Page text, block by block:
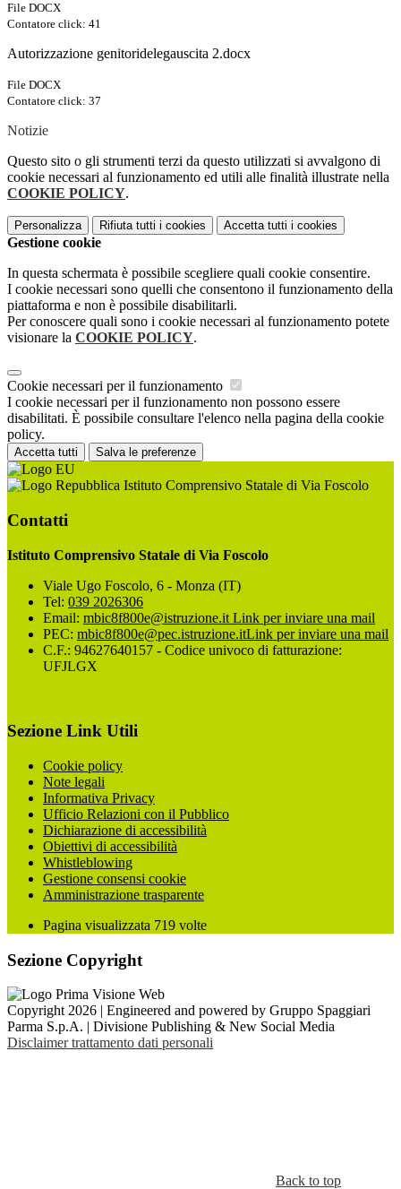
File DOCX
Contatore click: 41
Autorizzazione genitoridelegauscita 2.docx
File DOCX
Contatore click: 37
Notizie
Questo sito o gli strumenti terzi da questo utilizzati si avvalgono di
cookie necessari al funzionamento ed utili alle finalità illustrate nella
COOKIE POLICY.
Personalizza Rifiuta tutti i cookies Accetta tutti i cookies
Gestione cookie
In questa schermata è possibile scegliere quali cookie consentire.
I cookie necessari sono quelli che consentono il funzionamento della
piattaforma e non è possibile disabilitarli.
Per conoscere quali sono i cookie necessari al funzionamento potete
visionare la COOKIE POLICY.
Cookie necessari per il funzionamento
I cookie necessari per il funzionamento non possono essere
disabilitati. È possibile consultare l'elenco nella pagina della cookie
policy.
Accetta tutti Salva le preferenze
Istituto Comprensivo Statale di Via Foscolo
Contatti
Istituto Comprensivo Statale di Via Foscolo
Viale Ugo Foscolo, 6 - Monza (IT)
Tel: 039 2026306
Email: mbic8f800e@istruzione.it Link per inviare una mail
PEC: mbic8f800e@pec.istruzione.itLink per inviare una mail
C.F.: 94627640157 - Codice univoco di fatturazione:
UFJLGX
Sezione Link Utili
Cookie policy
Note legali
Informativa Privacy
Ufficio Relazioni con il Pubblico
Dichiarazione di accessibilità
Obiettivi di accessibilità
Whistleblowing
Gestione consensi cookie
Amministrazione trasparente
Pagina visualizzata 719 volte
Sezione Copyright
Copyright 2026 | Engineered and powered by Gruppo Spaggiari
Parma S.p.A. | Divisione Publishing & New Social Media
Disclaimer trattamento dati personali
Back to top